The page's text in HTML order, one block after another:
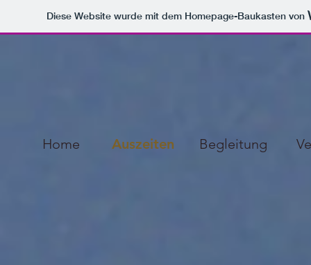
Diese Website wurde mit dem Homepage-Baukasten von
Home Auszeiten Begleitung